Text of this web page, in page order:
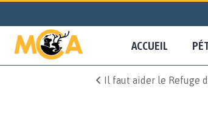
ACCUEIL
Il faut aider le Refuge